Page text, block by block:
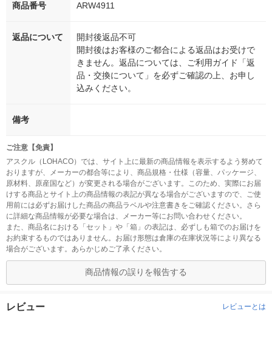
商品番号 ARW4911
返品について
開封後返品不可
開封後はお客様のご都合による返品はお受けで
きません。返品については、ご利用ガイド「返
品・交換について」を必ずご確認の上、お申し
込みください。
備考
ご注意【免責】
アスクル（LOHACO）では、サイト上に最新の商品情報を表示するよう努めて
おりますが、メーカーの都合等により、商品規格・仕様（容量、パッケージ、
原材料、原産国など）が変更される場合がございます。このため、実際にお届
けする商品とサイト上の商品情報の表記が異なる場合がございますので、ご使
用前には必ずお届けした商品の商品ラベルや注意書きをご確認ください。さら
に詳細な商品情報が必要な場合は、メーカー等にお問い合わせください。
また、商品名における「セット」や「箱」の表記は、必ずしも箱でのお届けを
お約束するものではありません。お届け形態は倉庫の在庫状況等により異なる
場合がございます。あらかじめご了承ください。
商品情報の誤りを報告する
レビュー レビューとは